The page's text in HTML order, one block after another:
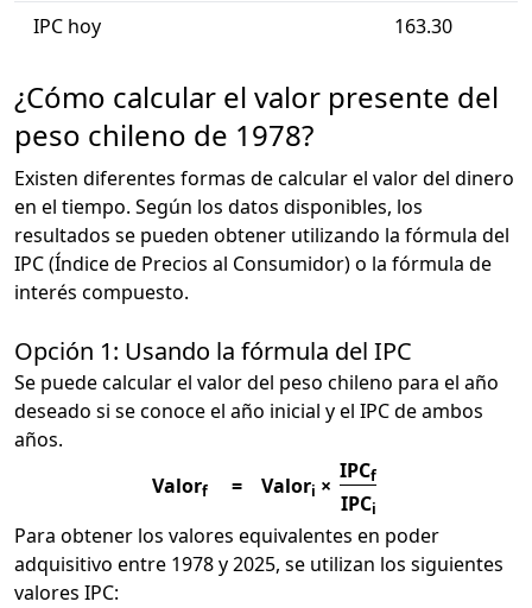
IPC hoy
163.30
¿Cómo calcular el valor presente del
peso chileno de 1978?
Existen diferentes formas de calcular el valor del dinero
en el tiempo. Según los datos disponibles, los
resultados se pueden obtener utilizando la fórmula del
IPC (Índice de Precios al Consumidor) o la fórmula de
interés compuesto.
Opción 1: Usando la fórmula del IPC
Se puede calcular el valor del peso chileno para el año
deseado si se conoce el año inicial y el IPC de ambos
años.
Valorf = Valori ×
IPCf
IPCi
Para obtener los valores equivalentes en poder
adquisitivo entre 1978 y 2025, se utilizan los siguientes
valores IPC: